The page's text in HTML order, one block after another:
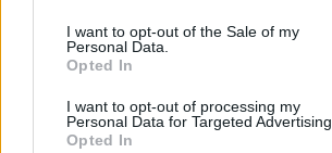
I want to opt-out of the Sale of my
Personal Data.
Opted In
I want to opt-out of processing my
Personal Data for Targeted Advertising.
Opted In